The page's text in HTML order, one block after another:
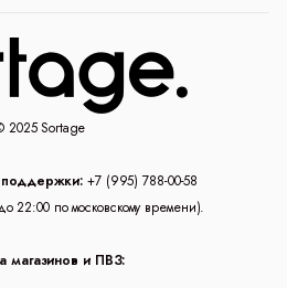
2025 Sortage
+7 (995) 788-00-58
22:00 по московскому времени).
магазинов и ПВЗ: